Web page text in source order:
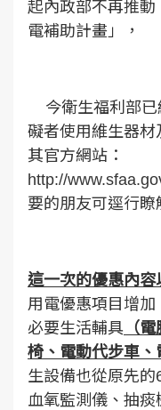
起內政部不再推動
電補助計畫」，
今衛生福利部已
礙者使用維生器
其官方網站：
http://
要的朋友可逕行瞭
這一次的優惠內容
用電優惠項目增
必要生活輔具 （
椅、電動代步車、
生設備也從原先的
血氧監測儀、抽